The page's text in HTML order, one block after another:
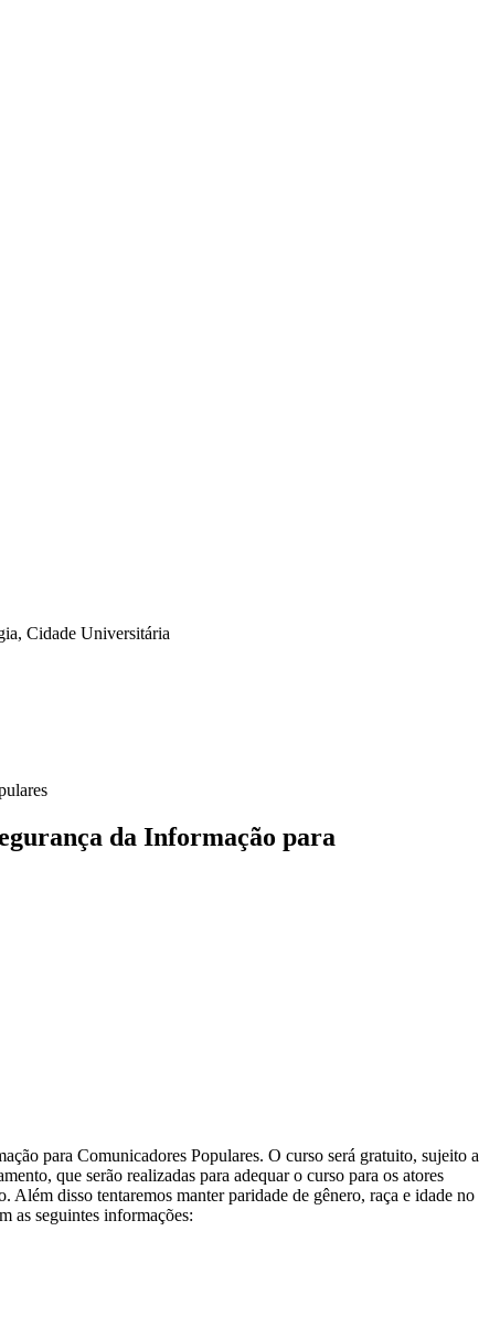
Cidade Universitária
da Informação para
para Comunicadores Populares. O curso será gratuito, sujeito a
que serão realizadas para adequar o curso para os atores
Além disso tentaremos manter paridade de gênero, raça e idade no
as seguintes informações: